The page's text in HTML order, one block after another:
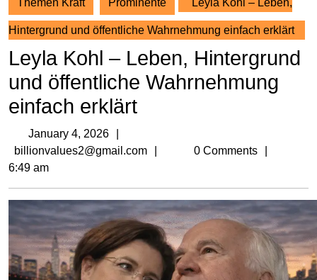
Themen Kraft Prominente Leyla Kohl – Leben,
Hintergrund und öffentliche Wahrnehmung einfach erklärt
Leyla Kohl – Leben, Hintergrund
und öffentliche Wahrnehmung
einfach erklärt
January 4, 2026
4,
billionvalues2@gmail.com billionvalues2@gmail.com
0 Comments
6:49 am